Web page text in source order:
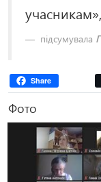
учасникам»,
підсумувала
Share
Фото